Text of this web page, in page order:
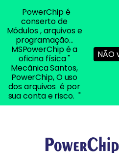
PowerChip é
conserto de
Módulos , arquivos e
programação...
MSPowerChip é a
oficina física "
Mecânica Santos,
PowerChip, O uso
dos arquivos é por
sua conta e risco. "
NÃO